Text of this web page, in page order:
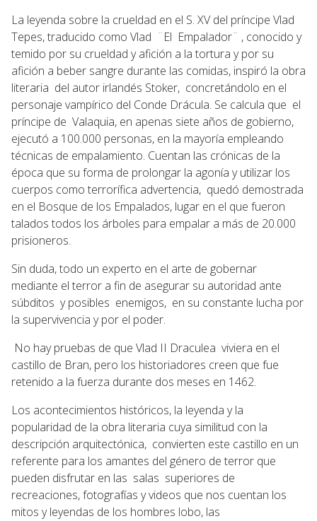
La leyenda sobre la crueldad en el S. XV del príncipe Vlad
Tepes, traducido como Vlad ¨El Empalador¨ , conocido y
temido por su crueldad y afición a la tortura y por su
afición a beber sangre durante las comidas, inspiró la obra
literaria del autor irlandés Stoker, concretándolo en el
personaje vampírico del Conde Drácula. Se calcula que el
príncipe de Valaquia, en apenas siete años de gobierno,
ejecutó a 100.000 personas, en la mayoría empleando
técnicas de empalamiento. Cuentan las crónicas de la
época que su forma de prolongar la agonía y utilizar los
cuerpos como terrorífica advertencia, quedó demostrada
en el Bosque de los Empalados, lugar en el que fueron
talados todos los árboles para empalar a más de 20.000
prisioneros.
Sin duda, todo un experto en el arte de gobernar
mediante el terror a fin de asegurar su autoridad ante
súbditos y posibles enemigos, en su constante lucha por
la supervivencia y por el poder.
No hay pruebas de que Vlad II Draculea viviera en el
castillo de Bran, pero los historiadores creen que fue
retenido a la fuerza durante dos meses en 1462.
Los acontecimientos históricos, la leyenda y la
popularidad de la obra literaria cuya similitud con la
descripción arquitectónica, convierten este castillo en un
referente para los amantes del género de terror que
pueden disfrutar en las salas superiores de
recreaciones, fotografías y videos que nos cuentan los
mitos y leyendas de los hombres lobo, las